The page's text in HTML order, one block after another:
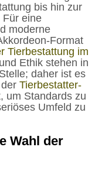
bis hin zur
Für eine
moderne
Format
Tierbestattung im
Ethik stehen in
daher ist es
Tierbestatter-
um Standards zu
Umfeld zu
Wahl der